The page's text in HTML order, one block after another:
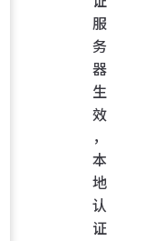
服
务
器
生
效
，
本
地
认
证